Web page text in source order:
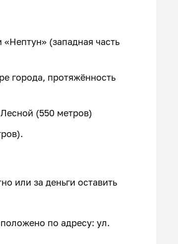
(западная часть
города, протяжённость
(550 метров)
или за деньги оставить
по адресу: ул.